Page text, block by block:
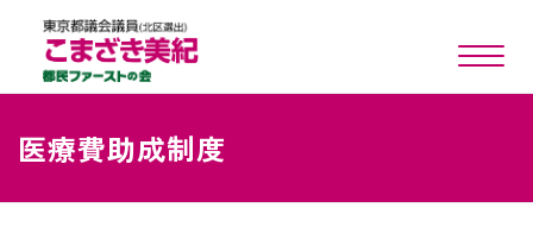
toggle
医療費助成制度